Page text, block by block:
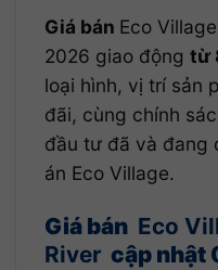
Giá bán Eco
2026 giao động từ
loại hình, vị trí sản
đãi, cùng chính
đầu tư đã và đang
án Eco Village.
Giá bán Eco
River cập nhật